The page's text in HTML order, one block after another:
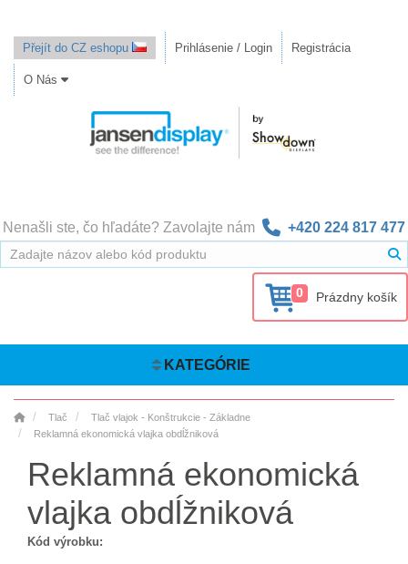
Přejít do CZ eshopu Prihlásenie / Login Registrácia
O Nás
Nenašli ste, čo hľadáte? Zavolajte nám +420 224 817 477
0 Prázdny košík
KATEGÓRIE
Tlač
Tlač vlajok - Konštrukcie - Základne
Reklamná ekonomická vlajka obdĺžniková
Reklamná ekonomická
vlajka obdĺžniková
Kód výrobku: